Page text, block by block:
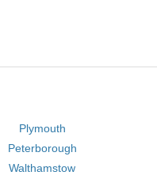
Plymouth
Peterborough
Walthamstow